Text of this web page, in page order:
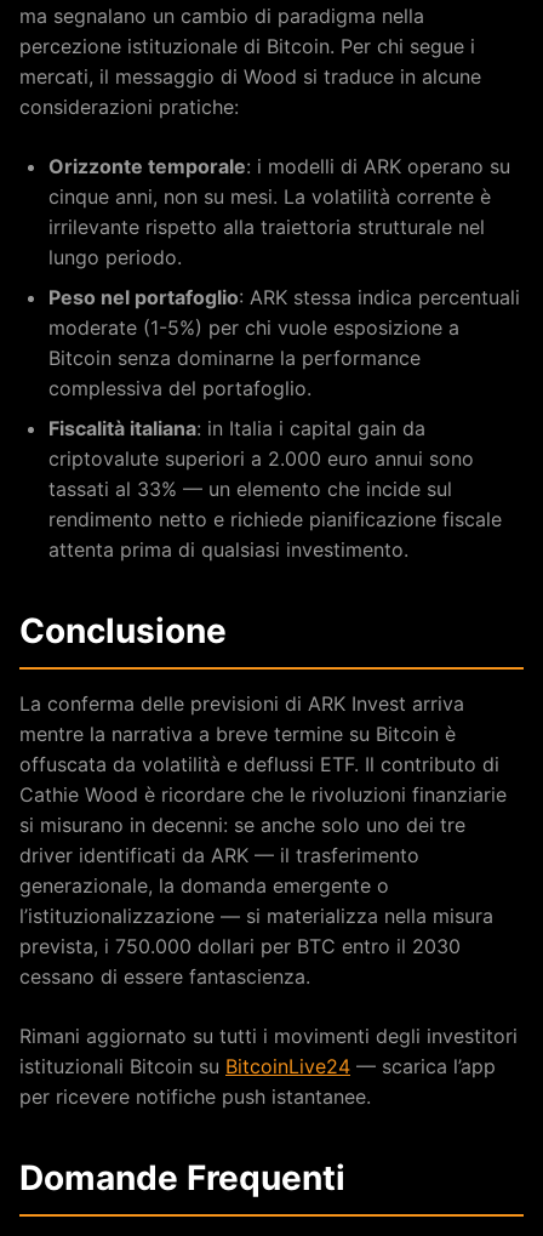
ma segnalano un cambio di paradigma nella
percezione istituzionale di Bitcoin. Per chi segue i
mercati, il messaggio di Wood si traduce in alcune
considerazioni pratiche:
Orizzonte temporale: i modelli di ARK operano su
cinque anni, non su mesi. La volatilità corrente è
irrilevante rispetto alla traiettoria strutturale nel
lungo periodo.
Peso nel portafoglio: ARK stessa indica percentuali
moderate (1-5%) per chi vuole esposizione a
Bitcoin senza dominarne la performance
complessiva del portafoglio.
Fiscalità italiana: in Italia i capital gain da
criptovalute superiori a 2.000 euro annui sono
tassati al 33% — un elemento che incide sul
rendimento netto e richiede pianificazione fiscale
attenta prima di qualsiasi investimento.
Conclusione
La conferma delle previsioni di ARK Invest arriva
mentre la narrativa a breve termine su Bitcoin è
offuscata da volatilità e deflussi ETF. Il contributo di
Cathie Wood è ricordare che le rivoluzioni finanziarie
si misurano in decenni: se anche solo uno dei tre
driver identificati da ARK — il trasferimento
generazionale, la domanda emergente o
l’istituzionalizzazione — si materializza nella misura
prevista, i 750.000 dollari per BTC entro il 2030
cessano di essere fantascienza.
Rimani aggiornato su tutti i movimenti degli investitori
istituzionali Bitcoin su BitcoinLive24 — scarica l’app
per ricevere notifiche push istantanee.
Domande Frequenti